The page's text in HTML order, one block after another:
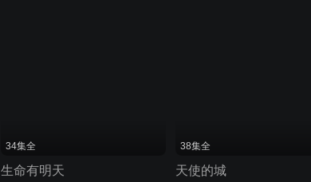
34集全
生命有明天
38集全
天使的城